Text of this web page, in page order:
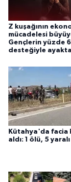
Z kuşağının
mücadelesi
Gençlerin yüzde
desteğiyle
Kütahya'da facia
aldı: 1 ölü, 5 yaralı